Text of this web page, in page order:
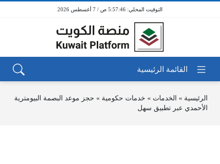
5:57:46 ص / 7 أغسطس 2026
الرئيسية » الخدمات » خدمات حكومية » حجز موعد البصمة البيومترية
الأحمدي عبر تطبيق سهل